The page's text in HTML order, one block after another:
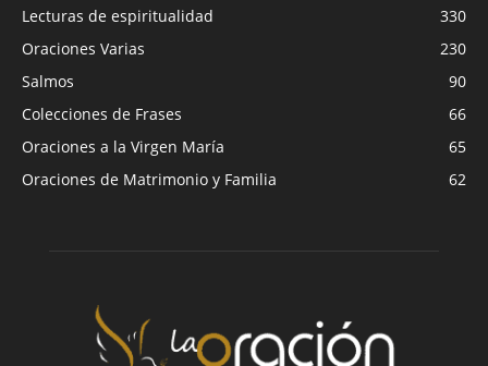
Lecturas de espiritualidad
330
Oraciones Varias
230
Salmos
90
Colecciones de Frases
66
Oraciones a la Virgen María
65
Oraciones de Matrimonio y Familia
62